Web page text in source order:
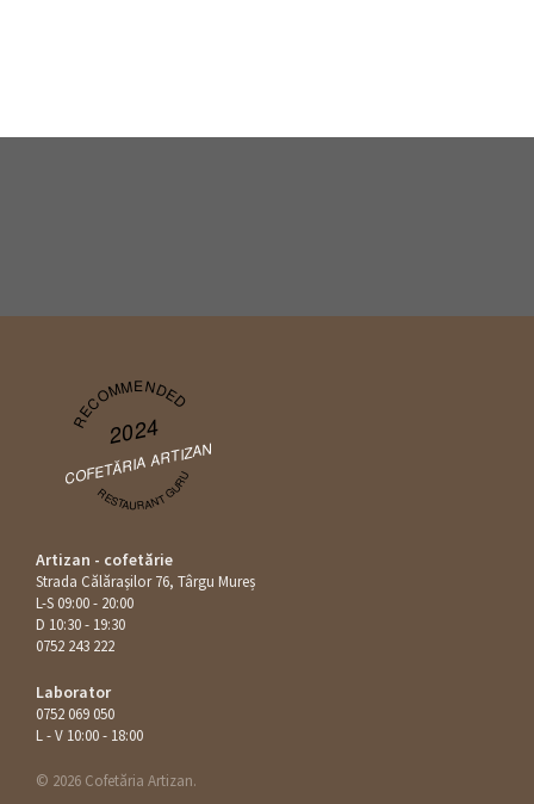
RECOMMENDED
2024
COFETĂRIA ARTIZAN
RESTAURANT GURU
Artizan - cofetărie
Strada Călăraşilor 76, Târgu Mureș
L-S 09:00 - 20:00
D 10:30 - 19:30
0752 243 222
Laborator
0752 069 050
L - V 10:00 - 18:00
© 2026 Cofetăria Artizan.